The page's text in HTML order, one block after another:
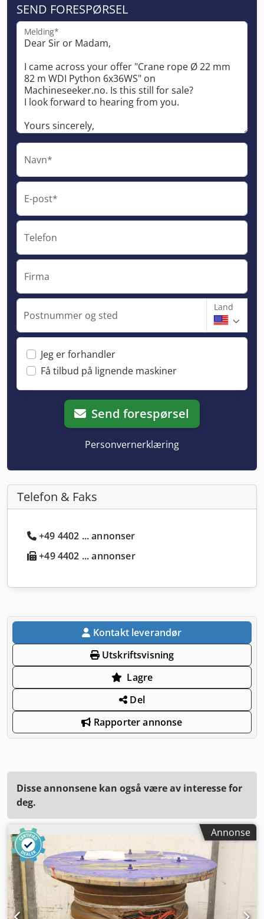
SEND FORESPØRSEL
Melding*
Navn*
E-post*
Telefon
Firma
Postnummer og sted
Land
Jeg er forhandler
Få tilbud på lignende maskiner
Send forespørsel
Personvernerklæring
Telefon & Faks
+49 4402 ... annonser
+49 4402 ... annonser
Kontakt leverandør
Utskriftsvisning
Lagre
Del
Rapporter annonse
Disse annonsene kan også være av interesse for
deg.
Annonse